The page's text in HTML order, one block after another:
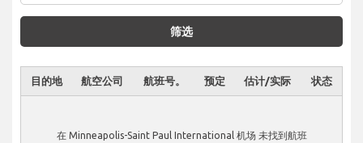
筛选
目的地 航空公司 航班号。 预定 估计/实际 状态
在 Minneapolis-Saint Paul International 机场 未找到航班